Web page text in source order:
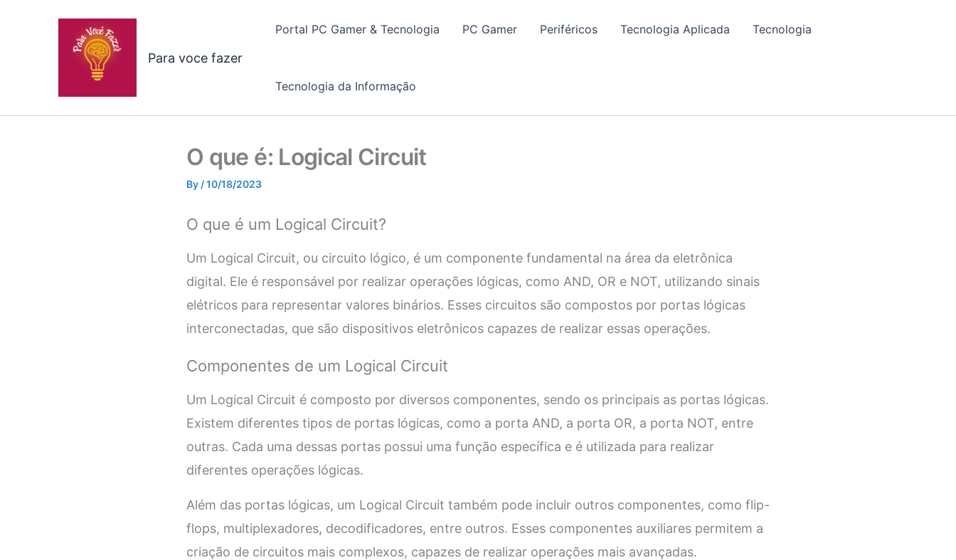
Para voce fazer
Portal PC Gamer & Tecnologia PC Gamer Periféricos Tecnologia Aplicada Tecnologia
Tecnologia da Informação
O que é: Logical Circuit
By /10/18/2023
O que é um Logical Circuit?
Um Logical Circuit, ou circuito lógico, é um componente fundamental na área da eletrônica
digital. Ele é responsável por realizar operações lógicas, como AND, OR e NOT, utilizando sinais
elétricos para representar valores binários. Esses circuitos são compostos por portas lógicas
interconectadas, que são dispositivos eletrônicos capazes de realizar essas operações.
Componentes de um Logical Circuit
Um Logical Circuit é composto por diversos componentes, sendo os principais as portas lógicas.
Existem diferentes tipos de portas lógicas, como a porta AND, a porta OR, a porta NOT, entre
outras. Cada uma dessas portas possui uma função específica e é utilizada para realizar
diferentes operações lógicas.
Além das portas lógicas, um Logical Circuit também pode incluir outros componentes, como flip-
flops, multiplexadores, decodificadores, entre outros. Esses componentes auxiliares permitem a
criação de circuitos mais complexos, capazes de realizar operações mais avançadas.